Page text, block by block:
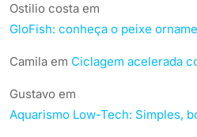
Ostilio costa em
GloFish: conheça o peixe
Camila em Ciclagem acelerada
Gustavo em
Aquarismo Low-Tech: Simples,